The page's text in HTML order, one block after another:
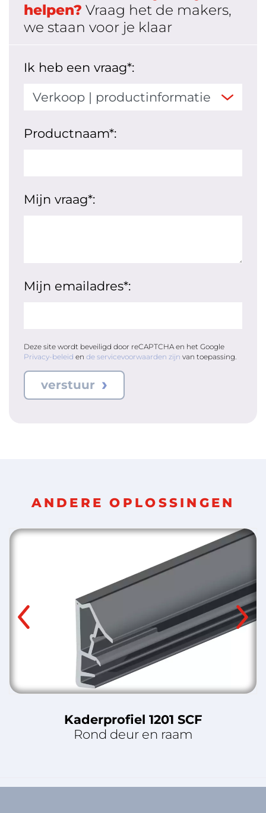
helpen? Vraag het de makers,
we staan voor je klaar
Ik heb een vraag*:
Productnaam*:
Mijn vraag*:
Mijn emailadres*:
Deze site wordt beveiligd door reCAPTCHA en het Google
Privacy-beleid en de servicevoorwaarden zijn van toepassing.
verstuur
ANDERE OPLOSSINGEN
Kaderprofiel 1201 SCF
Rond deur en raam